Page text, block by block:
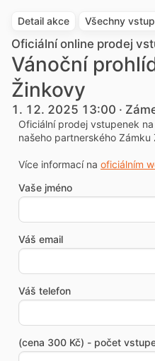
Detail akce Všechny
Oficiální online prodej
Vánoční
Žinkovy
1. 12. 2025 13:00 ·
Oficiální prodej vstupenek
našeho partnerského Zámku
Více informací na oficiálním
Vaše jméno
Váš email
Váš telefon
(cena 300 Kč) - počet